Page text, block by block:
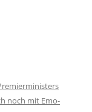
noch mit Emo-